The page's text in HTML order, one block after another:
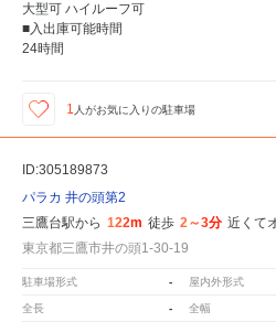
大型可 ハイルーフ可
■入出庫可能時間
24時間
1 人がお気に入りの駐車場
ID:305189873
パラカ 井の頭第2
三鷹台駅から 122m 徒歩 2～3分 近くて
東京都三鷹市井の頭1-30-19
駐車場形式 - 屋内外形式
全長 - 全幅